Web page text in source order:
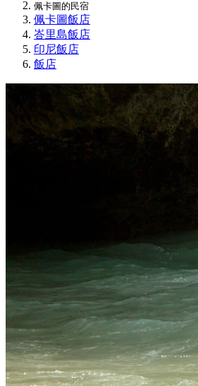
佩卡圖的民宿
佩卡圖飯店
峇里島飯店
印尼飯店
飯店